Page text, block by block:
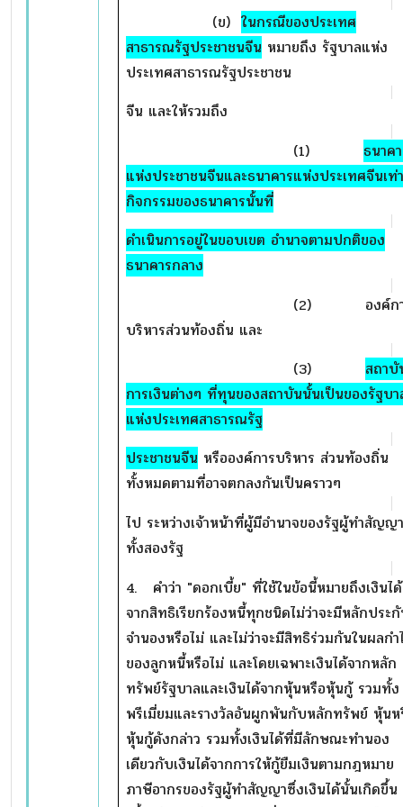
(ข) ในกรณีของประเทศ
สาธารณรัฐประชาชนจีน หมายถึง รัฐบาลแห่ง
ประเทศสาธารณรัฐประชาชน
จีน และให้รวมถึง
(1) ธนาค
แห่งประชาชนจีนและธนาคารแห่งประเทศจีนเท่
กิจกรรมของธนาคารนั้นที่
ดำเนินการอยู่ในขอบเขต อำนาจตามปกติของ
ธนาคารกลาง
(2) องค์กา
บริหารส่วนท้องถิ่น และ
(3) สถาบั
การเงินต่างๆ ที่ทุนของสถาบันนั้นเป็นของรัฐบา
แห่งประเทศสาธารณรัฐ
ประชาชนจีน หรือองค์การบริหาร ส่วนท้องถิ่น
ทั้งหมดตามที่อาจตกลงกันเป็นคราวๆ
ไป ระหว่างเจ้าหน้าที่ผู้มีอำนาจของรัฐผู้ทำสัญญา
ทั้งสองรัฐ
4. คำว่า "ดอกเบี้ย" ที่ใช้ในข้อนี้หมายถึงเงินได้
จากสิทธิเรียกร้องหนี้ทุกชนิดไม่ว่าจะมีหลักประ
จำนองหรือไม่ และไม่ว่าจะมีสิทธิร่วมกันในผลกำ
ของลูกหนี้หรือไม่ และโดยเฉพาะเงินได้จากหลัก
ทรัพย์รัฐบาลและเงินได้จากหุ้นหรือหุ้นกู้ รวมทั้ง
พรีเมี่ยมและรางวัลอันผูกพันกับหลักทรัพย์ หุ้นห
หุ้นกู้ดังกล่าว รวมทั้งเงินได้ที่มีลักษณะทำนอง
เดียวกับเงินได้จากการให้กู้ยืมเงินตามกฎหมาย
ภาษีอากรของรัฐผู้ทำสัญญาซึ่งเงินได้นั้นเกิดขึ้น